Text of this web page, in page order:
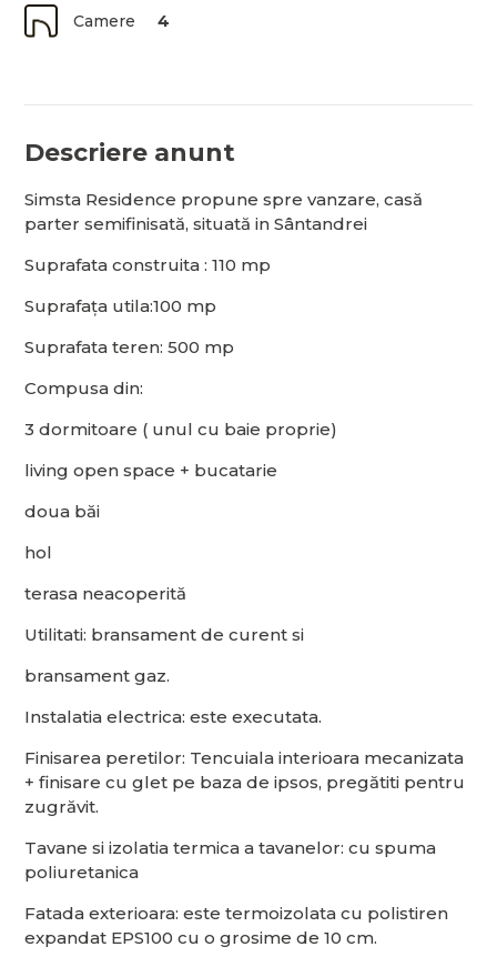
Camere 4
Descriere anunt
Simsta Residence propune spre vanzare, casă
parter semifinisată, situată in Sântandrei
Suprafata construita : 110 mp
Suprafața utila:100 mp
Suprafata teren: 500 mp
Compusa din:
3 dormitoare ( unul cu baie proprie)
living open space + bucatarie
doua băi
hol
terasa neacoperită
Utilitati: bransament de curent si
bransament gaz.
Instalatia electrica: este executata.
Finisarea peretilor: Tencuiala interioara mecanizata
+ finisare cu glet pe baza de ipsos, pregătiti pentru
zugrăvit.
Tavane si izolatia termica a tavanelor: cu spuma
poliuretanica
Fatada exterioara: este termoizolata cu polistiren
expandat EPS100 cu o grosime de 10 cm.